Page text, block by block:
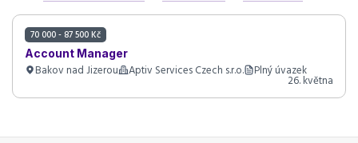
70 000 - 87 500 Kč
Account Manager
Bakov nad Jizerou Aptiv Services Czech s.r.o. Plný úvazek
26. května